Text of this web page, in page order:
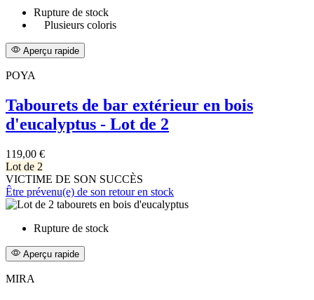
Rupture de stock
Plusieurs coloris
Aperçu rapide
POYA
Tabourets de bar extérieur en bois
d'eucalyptus - Lot de 2
119,00 €
Lot de 2
VICTIME DE SON SUCCÈS
Être prévenu(e) de son retour en stock
Rupture de stock
Aperçu rapide
MIRA